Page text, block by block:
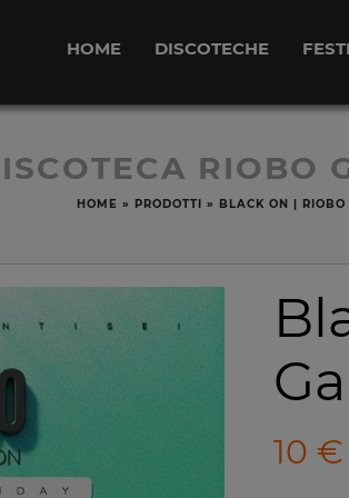
HOME DISCOTECHE
RIOBO
HOME » PRODOTTI » BLACK ON |
10 €